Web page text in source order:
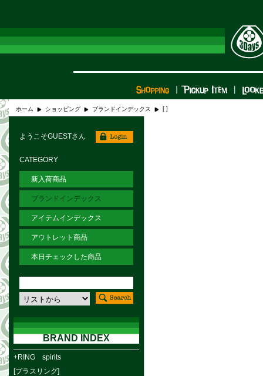
ホーム ショッピング ブランドインデックス [ ]
ようこそGUESTさん
CATEGORY
新入荷商品
ブランドインデックス
アイテムインデックス
アウトレット商品
本日チェックした商品
BRAND INDEX
+RING spirits
[プラスリング]